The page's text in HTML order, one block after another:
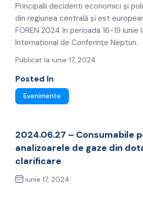
Principalii decidenti economici și
din regiunea centrală și est
FOREN 2024 în perioada 16-19 iunie
Internațional de Conferințe Neptun.
Publicat la iunie 17, 2024
Posted In
Evenimente
2024.06.27 – Consumabile
analizoarele de gaze din
clarificare
iunie 17, 2024